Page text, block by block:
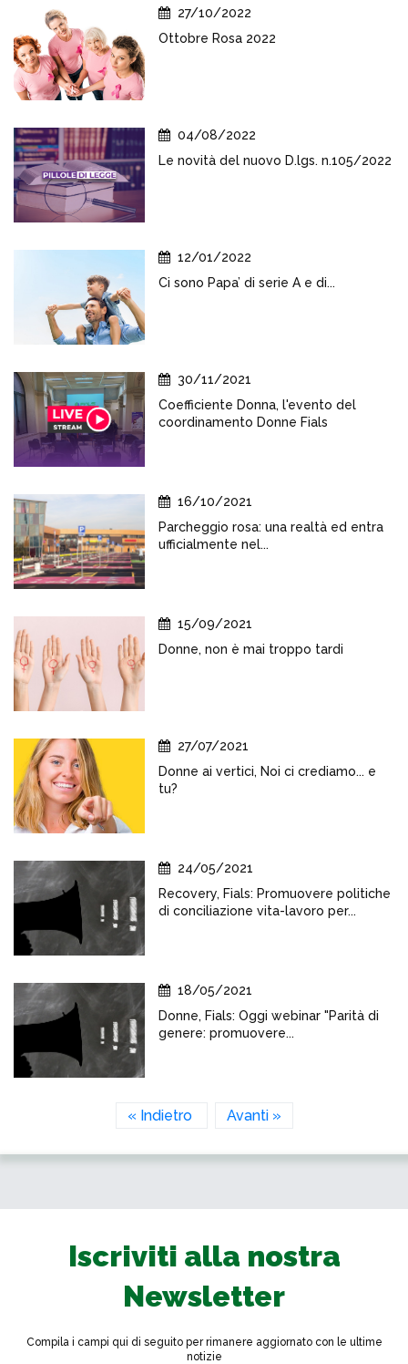
27/10/2022
Ottobre Rosa 2022
04/08/2022
Le novità del nuovo D.lgs. n.105/2022
12/01/2022
Ci sono Papa’ di serie A e di...
30/11/2021
Coefficiente Donna, l'evento del
coordinamento Donne Fials
16/10/2021
Parcheggio rosa: una realtà ed entra
ufficialmente nel...
15/09/2021
Donne, non è mai troppo tardi
27/07/2021
Donne ai vertici, Noi ci crediamo... e
tu?
24/05/2021
Recovery, Fials: Promuovere politiche
di conciliazione vita-lavoro per...
18/05/2021
Donne, Fials: Oggi webinar "Parità di
genere: promuovere...
« Indietro Avanti »
Iscriviti alla nostra
Newsletter
Compila i campi qui di seguito per rimanere aggiornato con le ultime
notizie